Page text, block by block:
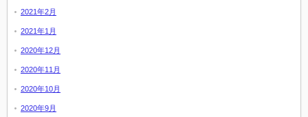
2021年2月
2021年1月
2020年12月
2020年11月
2020年10月
2020年9月